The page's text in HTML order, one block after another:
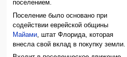
поселением.
Поселение было основано при
содействии еврейской общины
Майами , штат Флорида, которая
внесла свой вклад в покупку земли.